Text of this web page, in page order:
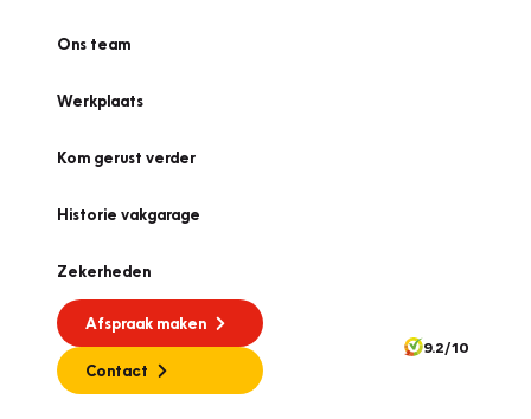
Ons team
Werkplaats
Kom gerust verder
Historie vakgarage
Zekerheden
Afspraak maken
Contact
9.2/10